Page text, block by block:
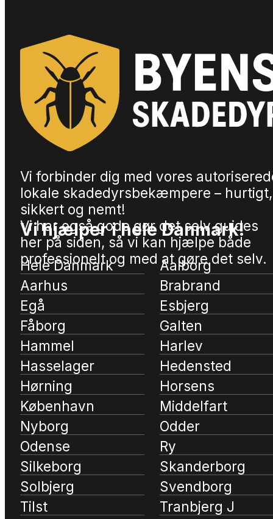
Vi forbinder dig med vores
lokale skadedyrsbekæmpere – hurtigt,
sikkert og nemt!
Vi har også gode gør det selv guides
her på siden, så vi kan hjælpe både
professionelt og med at gøre det selv.
Vi hjælper i hele Danmark!
Hele Danmark
Aalborg
Aarhus
Brabrand
Egå
Esbjerg
Fåborg
Galten
Hammel
Harlev
Hasselager
Hedensted
Hørning
Horsens
København
Middelfart
Nyborg
Odder
Odense
Ry
Silkeborg
Skanderborg
Solbjerg
Svendborg
Tilst
Tranbjerg J